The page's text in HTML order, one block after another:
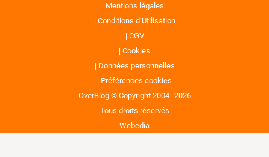
Mentions légales
Conditions d’Utilisation
CGV
Cookies
Données personnelles
Préférences cookies
OverBlog © Copyright 2004--2026
Tous droits réservés
Webedia